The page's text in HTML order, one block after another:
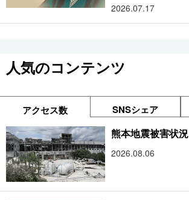
2026.07.17
人気のコンテンツ
アクセス数 SNSシェア
熊本地震被害状況
2026.08.06